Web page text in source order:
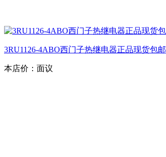
3RU1126-4ABO西门子热继电器正品现货包邮
本店价： 面议